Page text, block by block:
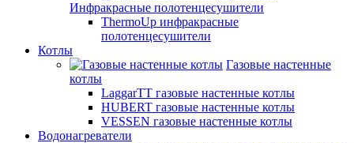
Инфракрасные полотенцесушители
ThermoUp инфракрасные
полотенцесушители
Котлы
Газовые настенные
котлы
LaggarTT газовые настенные котлы
HUBERT газовые настенные котлы
VESSEN газовые настенные котлы
Водонагреватели